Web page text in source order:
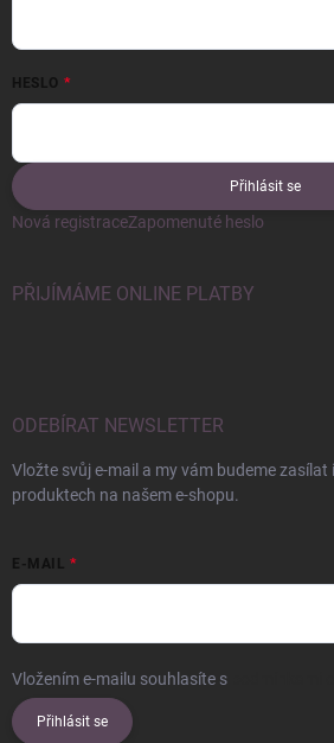
HESLO
Přihlásit se
Nová registraceZapomenuté heslo
PŘIJÍMÁME ONLINE PLATBY
ODEBÍRAT NEWSLETTER
Vložte svůj e-mail a my vám budeme
produktech na našem e-shopu.
E-MAIL
Vložením e-mailu souhlasíte s
Přihlásit se